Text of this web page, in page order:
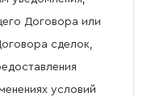
Договора или
сделок,
условий